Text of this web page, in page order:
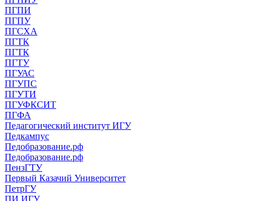
ПГПИ
ПГПУ
ПГСХА
ПГТК
ПГТК
ПГТУ
ПГУАС
ПГУПС
ПГУТИ
ПГУФКСИТ
ПГФА
Педагогический институт ИГУ
Педкампус
Педобразование.рф
Педобразование.рф
ПензГТУ
Первый Казачий Университет
ПетрГУ
ПИ ИГУ